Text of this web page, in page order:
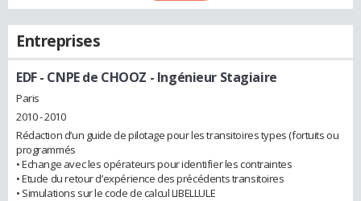
Entreprises
EDF - CNPE de CHOOZ - Ingénieur Stagiaire
Paris
2010 - 2010
Rédaction d’un guide de pilotage pour les transitoires types (fortuits ou
programmés
• Echange avec les opérateurs pour identifier les contraintes
• Etude du retour d’expérience des précédents transitoires
• Simulations sur le code de calcul LIBELLULE